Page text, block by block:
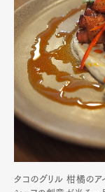
タコのグリル 柑橘のア